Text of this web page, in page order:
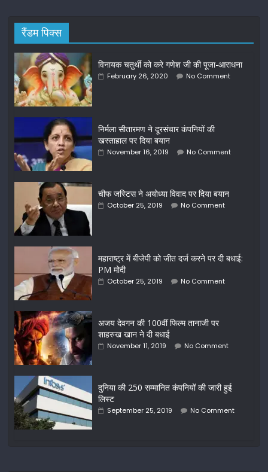
रैंडम पिक्स
विनायक चतुर्थी को करे गणेश जी की पूजा-आराधना
February 26, 2020 No Comment
निर्मला सीतारमण ने दूरसंचार कंपनियों की
खस्ताहाल पर दिया बयान
November 16, 2019 No Comment
चीफ जस्टिस ने अयोध्या विवाद पर दिया बयान
October 25, 2019 No Comment
महाराष्ट्र में बीजेपी को जीत दर्ज करने पर दी बधाई:
PM मोदी
October 25, 2019 No Comment
अजय देवगन की 100वीं फिल्म तानाजी पर
शाहरुख खान ने दी बधाई
November 11, 2019 No Comment
दुनिया की 250 सम्मानित कंपनियों की जारी हुई
लिस्ट
September 25, 2019 No Comment